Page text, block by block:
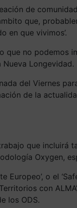
de
que,
en que vivimos’.
que no
Longevidad.
del Viernes
de la
que
Oxygen,
o el
con
los ODS.